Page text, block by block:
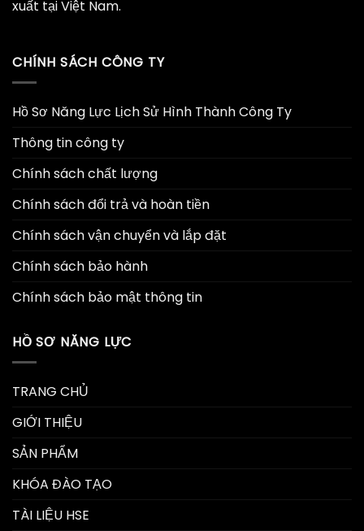
xuất tại Việt Nam.
CHÍNH SÁCH CÔNG TY
Hồ Sơ Năng Lực Lịch Sử Hình Thành Công Ty
Thông tin công ty
Chính sách chất lượng
Chính sách đổi trả và hoàn tiền
Chính sách vận chuyển và lắp đặt
Chính sách bảo hành
Chính sách bảo mật thông tin
HỒ SƠ NĂNG LỰC
TRANG CHỦ
GIỚI THIỆU
SẢN PHẨM
KHÓA ĐÀO TẠO
TÀI LIỆU HSE